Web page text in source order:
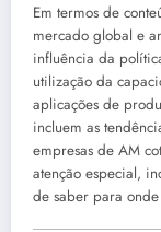
Em termos de
mercado global e
influência da
utilização da
aplicações de
incluem as
empresas de AM
atenção especial,
de saber para